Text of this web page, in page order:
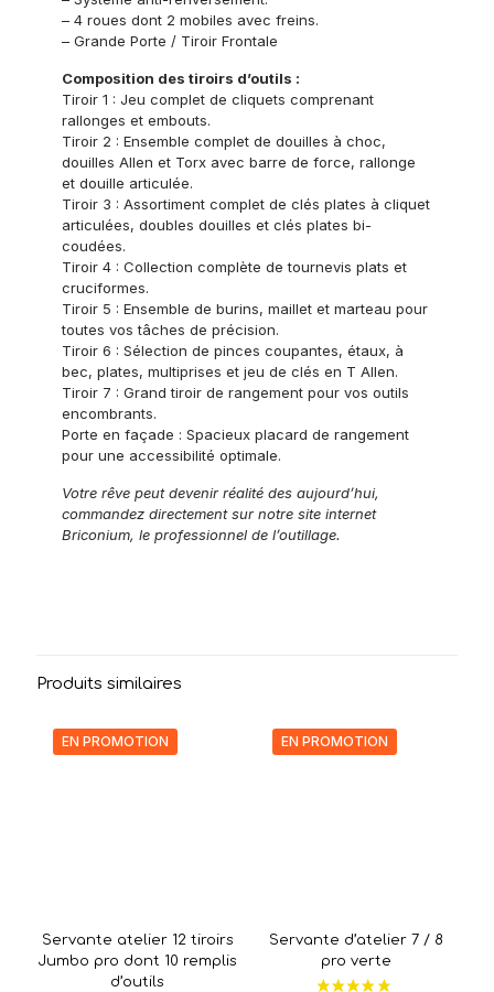
– 4 roues dont 2 mobiles avec freins.
– Grande Porte / Tiroir Frontale
Composition des tiroirs d’outils :
Tiroir 1 : Jeu complet de cliquets comprenant
rallonges et embouts.
Tiroir 2 : Ensemble complet de douilles à choc,
douilles Allen et Torx avec barre de force, rallonge
et douille articulée.
Tiroir 3 : Assortiment complet de clés plates à cliquet
articulées, doubles douilles et clés plates bi-
coudées.
Tiroir 4 : Collection complète de tournevis plats et
cruciformes.
Tiroir 5 : Ensemble de burins, maillet et marteau pour
toutes vos tâches de précision.
Tiroir 6 : Sélection de pinces coupantes, étaux, à
bec, plates, multiprises et jeu de clés en T Allen.
Tiroir 7 : Grand tiroir de rangement pour vos outils
encombrants.
Porte en façade : Spacieux placard de rangement
pour une accessibilité optimale.
Votre rêve peut devenir réalité des aujourd’hui,
commandez directement sur notre site internet
Briconium, le professionnel de l’outillage.
Produits similaires
EN PROMOTION
Servante atelier 12 tiroirs
Jumbo pro dont 10 remplis
d’outils
EN PROMOTION
Servante d’atelier 7 / 8
pro verte